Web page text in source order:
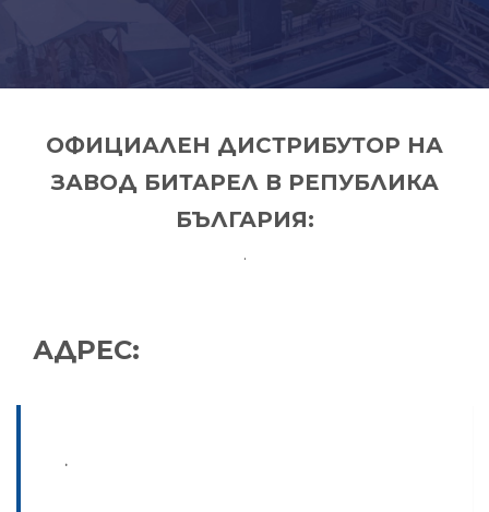
ОФИЦИАЛЕН ДИСТРИБУТОР НА
ЗАВОД БИТАРЕЛ В РЕПУБЛИКА
БЪЛГАРИЯ:
.
АДРЕС:
.